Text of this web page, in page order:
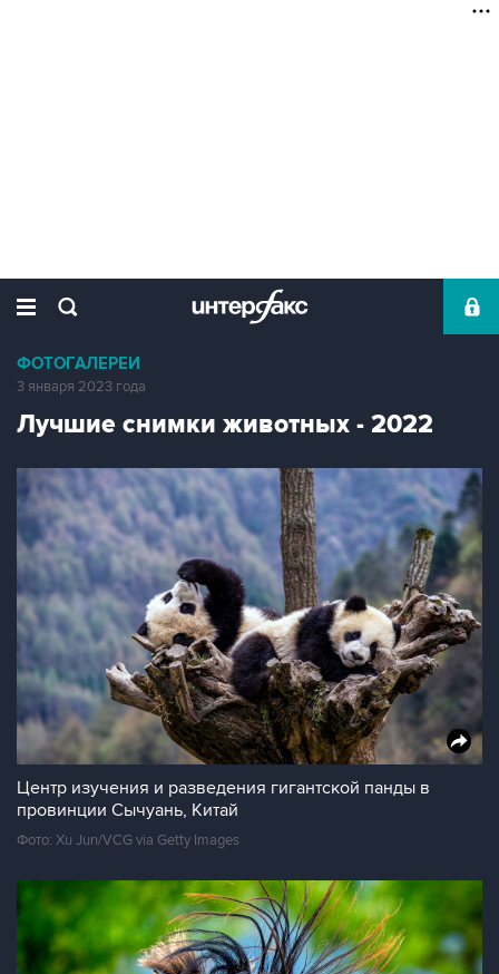
ФОТОГАЛЕРЕИ
3 января 2023 года
Лучшие снимки животных - 2022
Центр изучения и разведения гигантской панды в
провинции Сычуань, Китай
Фото: Xu Jun/VCG via Getty Images